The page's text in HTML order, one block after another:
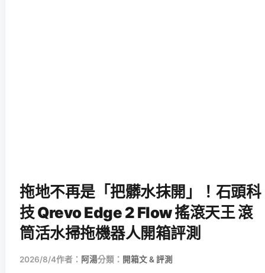
拖地不再是「把髒水抹開」！石頭科
技 Qrevo Edge 2 Flow 搖滾天王 滾
筒活水掃拖機器人開箱評測
2026/8/4作者： 阿湯分類： 開箱文 & 評測